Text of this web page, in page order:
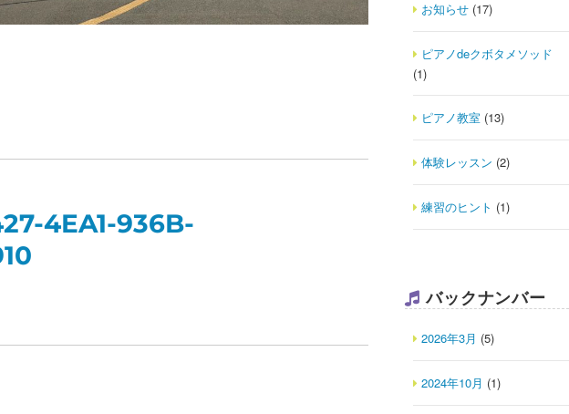
4EA1-936B-
お知らせ(17)
ピアノdeクボタメソッド
(1)
ピアノ教室(13)
体験レッスン (2)
練習のヒント (1)
バックナンバー
2026年3月 (5)
2024年10月 (1)